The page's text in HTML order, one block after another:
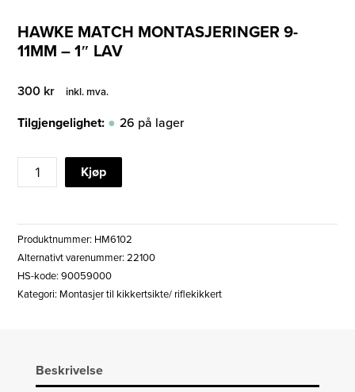
HAWKE MATCH MONTASJERINGER 9-
11MM – 1″ LAV
300 kr inkl. mva.
Tilgjengelighet: 26 på lager
HAWKE
MATCH
9-
11mm
-
1"
LAV
Kjøp
Produktnummer: HM6102
Alternativt varenummer: 22100
HS-kode: 90059000
Kategori: Montasjer til kikkertsikte/ riflekikkert
Beskrivelse